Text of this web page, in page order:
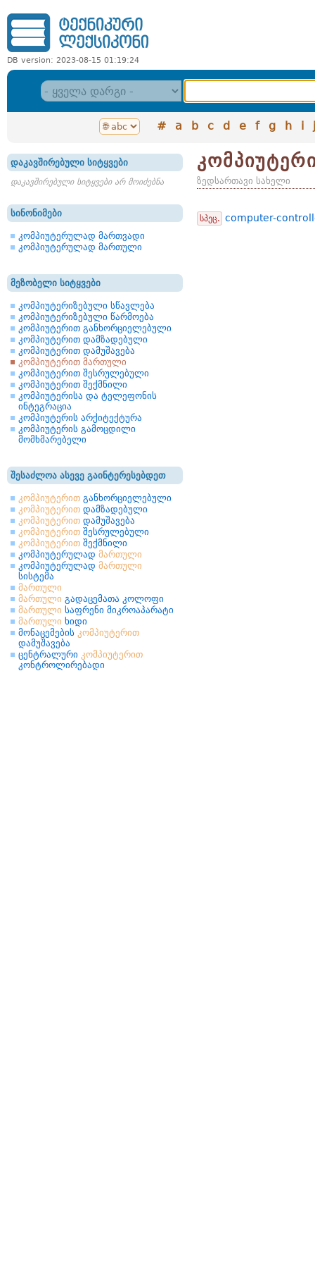
DB version: 2023-08-15 01:19:24
# a b c d e f g h i j
დაკავშირებული სიტყვები
დაკავშირებული სიტყვები არ მოიძებნა
სინონიმები
კომპიუტერულად მართვადი
კომპიუტერულად მართული
მეზობელი სიტყვები
კომპიუტერიზებული სწავლება
კომპიუტერიზებული წარმოება
კომპიუტერით განხორციელებული
კომპიუტერით დამზადებული
კომპიუტერით დამუშავება
კომპიუტერით მართული
კომპიუტერით შესრულებული
კომპიუტერით შექმნილი
კომპიუტერისა და ტელეფონის
ინტეგრაცია
კომპიუტერის არქიტექტურა
კომპიუტერის გამოცდილი
მომხმარებელი
შესაძლოა ასევე გაინტერესებდეთ
კომპიუტერით განხორციელებული
კომპიუტერით დამზადებული
კომპიუტერით დამუშავება
კომპიუტერით შესრულებული
კომპიუტერით შექმნილი
კომპიუტერულად მართული
კომპიუტერულად მართული
სისტემა
მართული
მართული გადაცემათა კოლოფი
მართული საფრენი მიკროაპარატი
მართული ხიდი
მონაცემების კომპიუტერით
დამუშავება
ცენტრალური კომპიუტერით
კონტროლირებადი
ზედსართავი სახელი
სპეც. computer-